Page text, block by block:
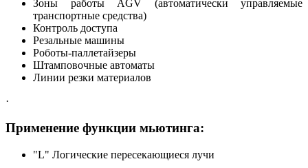
Зоны работы AGV (автоматически управляемые
транспортные средства)
Контроль доступа
Резальные машины
Роботы-паллетайзеры
Штамповочные автоматы
Линии резки материалов
·
Применение функции мьютинга:
"L" Логические пересекающиеся лучи